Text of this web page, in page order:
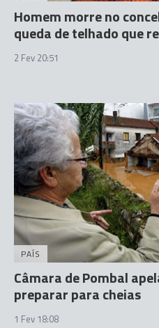
Homem morre no
queda de telhado que
2 Fev 20:51
PAÍS
Câmara de Pombal
preparar para cheias
1 Fev 18:08